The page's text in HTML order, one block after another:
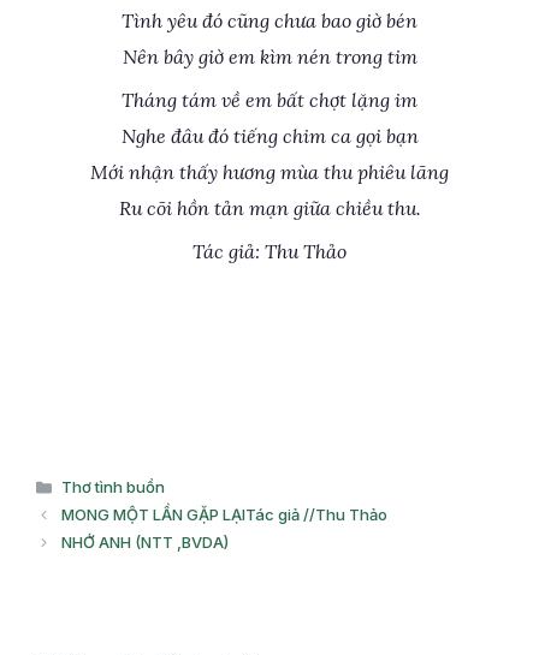
Tình yêu đó cũng chưa bao giờ bén
Nên bây giờ em kìm nén trong tim
Tháng tám về em bất chợt lặng im
Nghe đâu đó tiếng chim ca gọi bạn
Mới nhận thấy hương mùa thu phiêu lãng
Ru cõi hồn tản mạn giữa chiều thu.
Tác giả: Thu Thảo
Danh
mục
Thơ tình buồn
MONG MỘT LẦN GẶP LẠITác giả //Thu Thảo
NHỚ ANH (NTT ,BVDA)